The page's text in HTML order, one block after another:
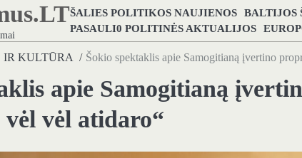
ŠALIES POLITIKOS NAUJIENOS BALTIJOS
PASAULI0 POLITINĖS AKTUALIJOS
KULTŪRA Šokio spektaklis apie Samogitianą įvertino
apie Samogitianą
vėl atidaro“